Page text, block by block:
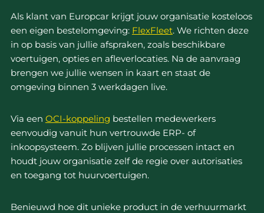
Als klant van Europcar krijgt jouw organisatie kosteloos
een eigen bestelomgeving: FlexFleet. We richten deze
in op basis van jullie afspraken, zoals beschikbare
voertuigen, opties en afleverlocaties. Na de aanvraag
brengen we jullie wensen in kaart en staat de
omgeving binnen 3 werkdagen live.
Via een OCI-koppeling bestellen medewerkers
eenvoudig vanuit hun vertrouwde ERP- of
inkoopsysteem. Zo blijven jullie processen intact en
houdt jouw organisatie zelf de regie over autorisaties
en toegang tot huurvoertuigen.
Benieuwd hoe dit unieke product in de verhuurmarkt